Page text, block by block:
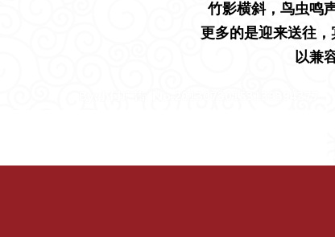
竹影横斜，鸟虫鸣
更多的是迎来送往
以兼